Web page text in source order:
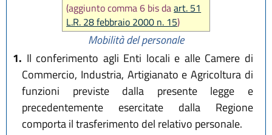
(aggiunto comma 6 bis daart. 51
L.R. 28 febbraio 2000 n. 15)
Mobilità del personale
1. Il conferimento agli Enti locali e alle Camere di
Commercio, Industria, Artigianato e Agricoltura di
funzioni previste dalla presente legge e
precedentemente esercitate dalla Regione
comporta il trasferimento del relativo personale.